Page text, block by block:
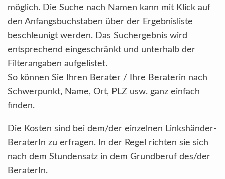
möglich. Die Suche nach Namen kann mit Klick auf
den Anfangsbuchstaben über der Ergebnisliste
beschleunigt werden. Das Suchergebnis wird
entsprechend eingeschränkt und unterhalb der
Filterangaben aufgelistet.
So können Sie Ihren Berater / Ihre Beraterin nach
Schwerpunkt, Name, Ort, PLZ usw. ganz einfach
finden.
Die Kosten sind bei dem/der einzelnen Linkshänder-
BeraterIn zu erfragen. In der Regel richten sie sich
nach dem Stundensatz in dem Grundberuf des/der
BeraterIn.